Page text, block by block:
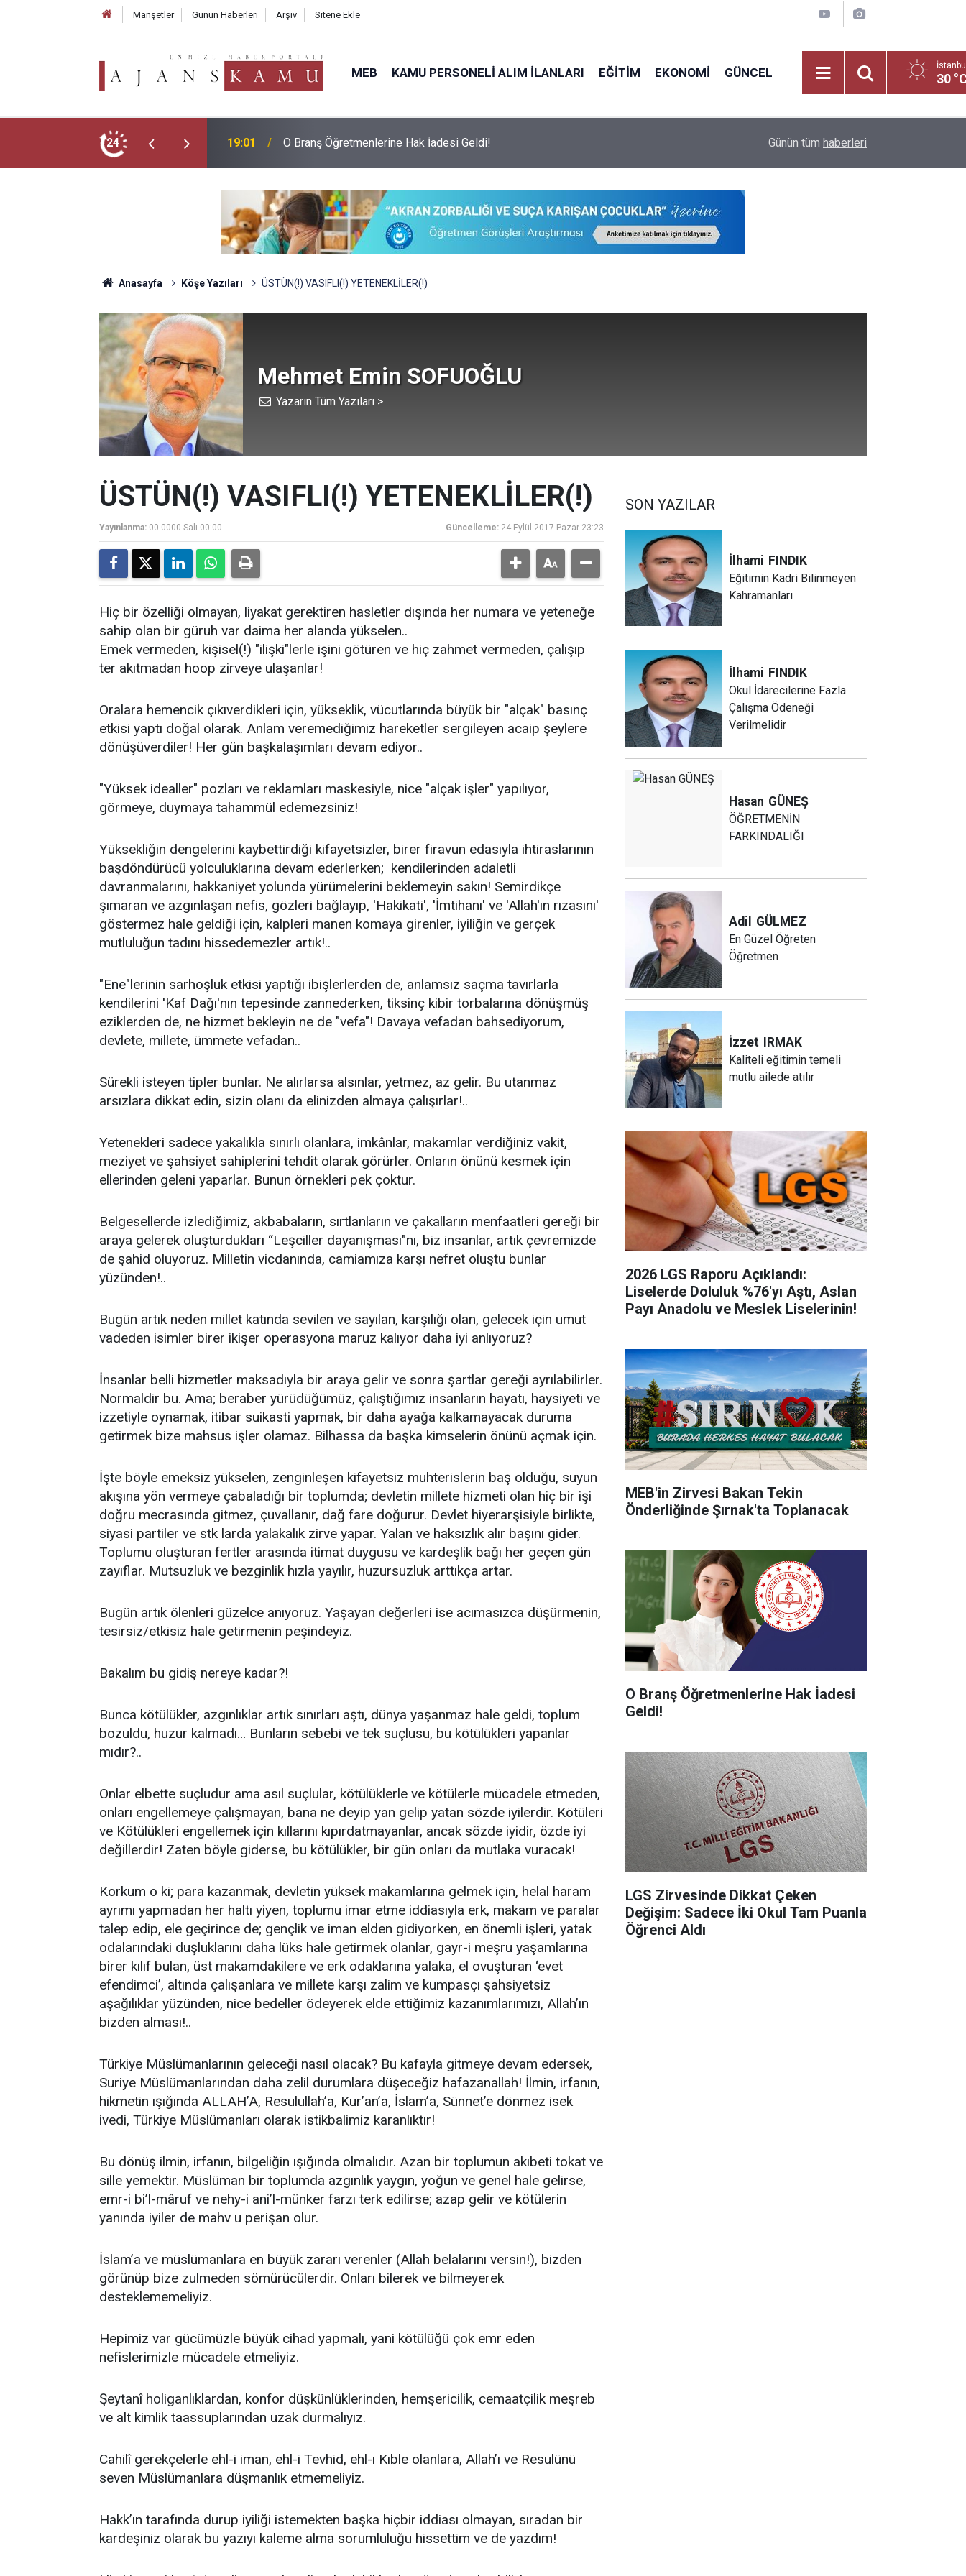
Manşetler Günün Haberleri Arşiv Sitene Ekle
MEB KAMU PERSONELI ALIM İLANLARI EĞITIM EKONOMI GÜNCEL 30
24 18:02
LGS Zirvesinde Dikkat Çeken Değişim: Sadece İki Okul Tam Puanla Öğrenci
Aldı
2026 LGS Yerleştirme Sonuçlarına Göre
Günün tüm haberleri
Anasayfa Köşe Yazıları ÜSTÜN(!) VASIFLI(!) YETENEKLİLER(!)
Mehmet Emin SOFUOĞLU
Yazarın Tüm Yazıları >
ÜSTÜN(!) VASIFLI(!) YETENEKLİLER(!)
Yayınlanma: 00 0000 Salı 00:00 Güncelleme: 24 Eylül 2017 Pazar 23:23
Hiç bir özelliği olmayan, liyakat gerektiren hasletler dışında her numara ve yeteneğe
sahip olan bir güruh var daima her alanda yükselen..
Emek vermeden, kişisel(!) "ilişki"lerle işini götüren ve hiç zahmet vermeden, çalışıp
ter akıtmadan hoop zirveye ulaşanlar!
Oralara hemencik çıkıverdikleri için, yükseklik, vücutlarında büyük bir "alçak" basınç
etkisi yaptı doğal olarak. Anlam veremediğimiz hareketler sergileyen acaip şeylere
dönüşüverdiler! Her gün başkalaşımları devam ediyor..
"Yüksek idealler" pozları ve reklamları maskesiyle, nice "alçak işler" yapılıyor,
görmeye, duymaya tahammül edemezsiniz!
Yüksekliğin dengelerini kaybettirdiği kifayetsizler, birer firavun edasıyla ihtiraslarının
başdöndürücü yolculuklarına devam ederlerken; kendilerinden adaletli
davranmalarını, hakkaniyet yolunda yürümelerini beklemeyin sakın! Semirdikçe
şımaran ve azgınlaşan nefis, gözleri bağlayıp, 'Hakikati', 'İmtihanı' ve 'Allah'ın rızasını'
göstermez hale geldiği için, kalpleri manen komaya girenler, iyiliğin ve gerçek
mutluluğun tadını hissedemezler artık!..
"Ene"lerinin sarhoşluk etkisi yaptığı ibişlerlerden de, anlamsız saçma tavırlarla
kendilerini 'Kaf Dağı'nın tepesinde zannederken, tiksinç kibir torbalarına dönüşmüş
eziklerden de, ne hizmet bekleyin ne de "vefa"! Davaya vefadan bahsediyorum,
devlete, millete, ümmete vefadan..
Sürekli isteyen tipler bunlar. Ne alırlarsa alsınlar, yetmez, az gelir. Bu utanmaz
arsızlara dikkat edin, sizin olanı da elinizden almaya çalışırlar!..
Yetenekleri sadece yakalıkla sınırlı olanlara, imkânlar, makamlar verdiğiniz vakit,
meziyet ve şahsiyet sahiplerini tehdit olarak görürler. Onların önünü kesmek için
ellerinden geleni yaparlar. Bunun örnekleri pek çoktur.
Belgesellerde izlediğimiz, akbabaların, sırtlanların ve çakalların menfaatleri gereği bir
araya gelerek oluşturdukları “Leşciller dayanışması"nı, biz insanlar, artık çevremizde
de şahid oluyoruz. Milletin vicdanında, camiamıza karşı nefret oluştu bunlar
yüzünden!..
Bugün artık neden millet katında sevilen ve sayılan, karşılığı olan, gelecek için umut
vadeden isimler birer ikişer operasyona maruz kalıyor daha iyi anlıyoruz?
İnsanlar belli hizmetler maksadıyla bir araya gelir ve sonra şartlar gereği ayrılabilirler.
Normaldir bu. Ama; beraber yürüdüğümüz, çalıştığımız insanların hayatı, haysiyeti ve
izzetiyle oynamak, itibar suikasti yapmak, bir daha ayağa kalkamayacak duruma
getirmek bize mahsus işler olamaz. Bilhassa da başka kimselerin önünü açmak için.
İşte böyle emeksiz yükselen, zenginleşen kifayetsiz muhterislerin baş olduğu, suyun
akışına yön vermeye çabaladığı bir toplumda; devletin millete hizmeti olan hiç bir işi
doğru mecrasında gitmez, çuvallanır, dağ fare doğurur. Devlet hiyerarşisiyle birlikte,
siyasi partiler ve stk larda yalakalık zirve yapar. Yalan ve haksızlık alır başını gider.
Toplumu oluşturan fertler arasında itimat duygusu ve kardeşlik bağı her geçen gün
zayıflar. Mutsuzluk ve bezginlik hızla yayılır, huzursuzluk arttıkça artar.
Bugün artık ölenleri güzelce anıyoruz. Yaşayan değerleri ise acımasızca düşürmenin,
tesirsiz/etkisiz hale getirmenin peşindeyiz.
Bakalım bu gidiş nereye kadar?!
Bunca kötülükler, azgınlıklar artık sınırları aştı, dünya yaşanmaz hale geldi, toplum
bozuldu, huzur kalmadı… Bunların sebebi ve tek suçlusu, bu kötülükleri yapanlar
mıdır?..
Onlar elbette suçludur ama asıl suçlular, kötülüklerle ve kötülerle mücadele etmeden,
onları engellemeye çalışmayan, bana ne deyip yan gelip yatan sözde iyilerdir. Kötüleri
ve Kötülükleri engellemek için kıllarını kıpırdatmayanlar, ancak sözde iyidir, özde iyi
değillerdir! Zaten böyle giderse, bu kötülükler, bir gün onları da mutlaka vuracak!
Korkum o ki; para kazanmak, devletin yüksek makamlarına gelmek için, helal haram
ayrımı yapmadan her haltı yiyen, toplumu imar etme iddiasıyla erk, makam ve paralar
talep edip, ele geçirince de; gençlik ve iman elden gidiyorken, en önemli işleri, yatak
odalarındaki duşluklarını daha lüks hale getirmek olanlar, gayr-i meşru yaşamlarına
birer kılıf bulan, üst makamdakilere ve erk odaklarına yalaka, el ovuşturan ‘evet
efendimci’, altında çalışanlara ve millete karşı zalim ve kumpasçı şahsiyetsiz
aşağılıklar yüzünden, nice bedeller ödeyerek elde ettiğimiz kazanımlarımızı, Allah’ın
bizden alması!..
Türkiye Müslümanlarının geleceği nasıl olacak? Bu kafayla gitmeye devam edersek,
Suriye Müslümanlarından daha zelil durumlara düşeceğiz hafazanallah! İlmin, irfanın,
hikmetin ışığında ALLAH’A, Resulullah’a, Kur’an’a, İslam’a, Sünnet’e dönmez isek
ivedi, Türkiye Müslümanları olarak istikbalimiz karanlıktır!
Bu dönüş ilmin, irfanın, bilgeliğin ışığında olmalıdır. Azan bir toplumun akıbeti tokat ve
sille yemektir. Müslüman bir toplumda azgınlık yaygın, yoğun ve genel hale gelirse,
emr-i bi’l-mâruf ve nehy-i ani’l-münker farzı terk edilirse; azap gelir ve kötülerin
yanında iyiler de mahv u perişan olur.
İslam’a ve müslümanlara en büyük zararı verenler (Allah belalarını versin!), bizden
görünüp bize zulmeden sömürücülerdir. Onları bilerek ve bilmeyerek
desteklememeliyiz.
Hepimiz var gücümüzle büyük cihad yapmalı, yani kötülüğü çok emr eden
nefislerimizle mücadele etmeliyiz.
Şeytanî holiganlıklardan, konfor düşkünlüklerinden, hemşericilik, cemaatçilik meşreb
ve alt kimlik taassuplarından uzak durmalıyız.
Cahilî gerekçelerle ehl-i iman, ehl-i Tevhid, ehl-ı Kıble olanlara, Allah’ı ve Resulünü
seven Müslümanlara düşmanlık etmemeliyiz.
Hakk’ın tarafında durup iyiliği istemekten başka hiçbir iddiası olmayan, sıradan bir
kardeşiniz olarak bu yazıyı kaleme alma sorumluluğu hissettim ve de yazdım!
SON YAZILAR
İlhami FINDIK
Eğitimin Kadri Bilinmeyen
Kahramanları
İlhami FINDIK
Okul İdarecilerine Fazla
Çalışma Ödeneği
Verilmelidir
Hasan GÜNEŞ
ÖĞRETMENİN
FARKINDALIĞI
Adil GÜLMEZ
En Güzel Öğreten
Öğretmen
İzzet IRMAK
Kaliteli eğitimin temeli
mutlu ailede atılır
2026 LGS Raporu Açıklandı:
Liselerde Doluluk %76'yı Aştı, Aslan
Payı Anadolu ve Meslek Liselerinin!
MEB'in Zirvesi Bakan Tekin
Önderliğinde Şırnak'ta Toplanacak
O Branş Öğretmenlerine Hak İadesi
Geldi!
LGS Zirvesinde Dikkat Çeken
Değişim: Sadece İki Okul Tam Puanla
Öğrenci Aldı